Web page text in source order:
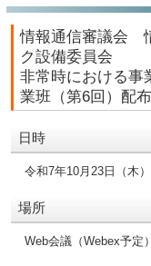
情報通信審議会
ク設備委員会
非常時における事
業班（第6回）配
日時
令和7年10月23日（木
場所
Web会議（Webex予定